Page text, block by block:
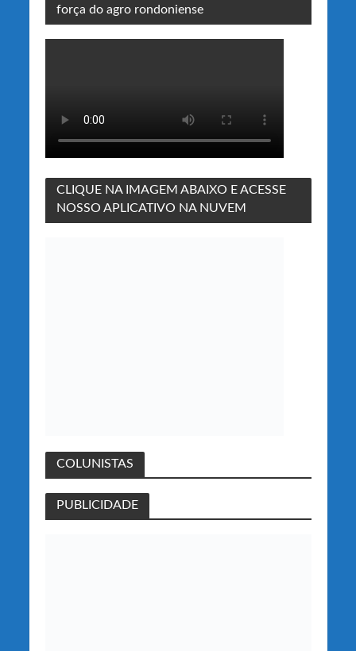
força do agro rondoniense
CLIQUE NA IMAGEM ABAIXO E ACESSE
NOSSO APLICATIVO NA NUVEM
COLUNISTAS
PUBLICIDADE